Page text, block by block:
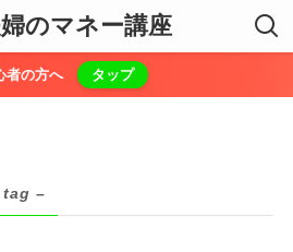
のマネー講座
者の方へ タップ
tag –